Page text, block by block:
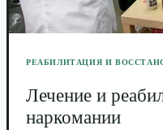
РЕАБИЛИТАЦИЯ И
Лечение и
наркомании